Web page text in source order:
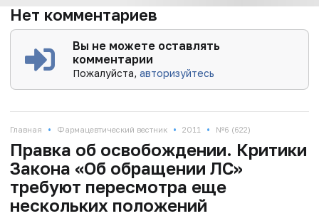
Нет комментариев
Вы не можете оставлять
комментарии
Пожалуйста,авторизуйтесь
Главная • Фармацевтический вестник • 2011 • №6 (622)
Правка об освобождении. Критики
Закона «Об обращении ЛС»
требуют пересмотра еще
нескольких положений